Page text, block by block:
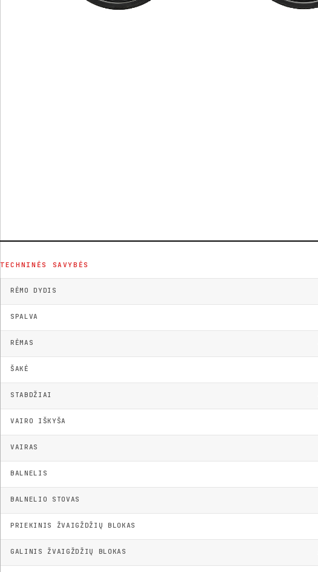
TECHNINĖS SAVYBĖS
RĖMO DYDIS
SPALVA
RĖMAS
ŠAKĖ
STABDŽIAI
VAIRO IŠKYŠA
VAIRAS
BALNELIS
BALNELIO STOVAS
PRIEKINIS ŽVAIGŽDŽIŲ BLOKAS
GALINIS ŽVAIGŽDŽIŲ BLOKAS